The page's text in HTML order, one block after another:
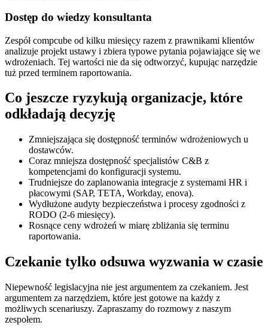
Dostęp do wiedzy konsultanta
Zespół compcube od kilku miesięcy razem z prawnikami klientów
analizuje projekt ustawy i zbiera typowe pytania pojawiające się we
wdrożeniach. Tej wartości nie da się odtworzyć, kupując narzędzie
tuż przed terminem raportowania.
Co jeszcze ryzykują organizacje, które
odkładają decyzję
Zmniejszająca się dostępność terminów wdrożeniowych u
dostawców.
Coraz mniejsza dostępność specjalistów C&B z
kompetencjami do konfiguracji systemu.
Trudniejsze do zaplanowania integracje z systemami HR i
płacowymi (SAP, TETA, Workday, enova).
Wydłużone audyty bezpieczeństwa i procesy zgodności z
RODO (2-6 miesięcy).
Rosnące ceny wdrożeń w miarę zbliżania się terminu
raportowania.
Czekanie tylko odsuwa wyzwania w czasie
Niepewność legislacyjna nie jest argumentem za czekaniem. Jest
argumentem za narzędziem, które jest gotowe na każdy z
możliwych scenariuszy. Zapraszamy do rozmowy z naszym
zespołem.